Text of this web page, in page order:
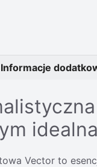
Informacje
Vector to